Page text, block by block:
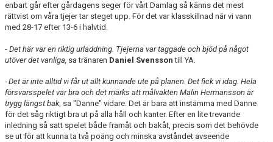
enbart går efter gårdagens seger för vårt Damlag så känns det mest
rättvist om våra tjejer tar steget upp. För det var klasskillnad när vi vann
med 28-17 efter 13-6 i halvtid.
- Det här var en riktig urladdning. Tjejerna var taggade och bjöd på något
utöver det vanliga, sa tränaren Daniel Svensson till YA.
- Det är inte alltid vi får ut allt kunnande ute på planen. Det fick vi idag. Hela
försvarsspelet var bra och det märks att målvakten Malin Hermansson är
trygg längst bak, sa "Danne" vidare. Det är bara att instämma med Danne
för det såg riktigt bra ut på alla håll och kanter. Efter en lite trevande
inledning så satt spelet både framåt och bakåt, precis som det behövde
se ut för att kunna ta två poäng och minska avståndet avseende